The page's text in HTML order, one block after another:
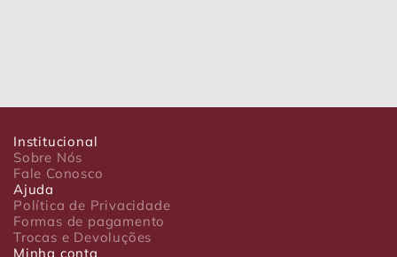
Institucional
Sobre Nós
Fale Conosco
Ajuda
Política de Privacidade
Formas de pagamento
Trocas e Devoluções
Minha conta